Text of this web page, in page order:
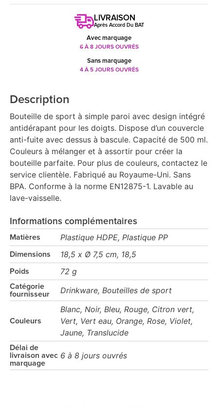
LIVRAISON
Après Accord Du BAT
Avec marquage
6 À 8 JOURS OUVRÉS
Sans marquage
4 À 5 JOURS OUVRÉS
Description
Bouteille de sport à simple paroi avec design intégré
antidérapant pour les doigts. Dispose d’un couvercle
anti-fuite avec dessus à bascule. Capacité de 500 ml.
Couleurs à mélanger et à assortir pour créer la
bouteille parfaite. Pour plus de couleurs, contactez le
service clientèle. Fabriqué au Royaume-Uni. Sans
BPA. Conforme à la norme EN12875-1. Lavable au
lave-vaisselle.
Informations complémentaires
Matières Plastique HDPE, Plastique PP
Dimensions 18,5 x Ø 7,5 cm, 18,5
Poids 72 g
Catégorie
fournisseur
Drinkware, Bouteilles de sport
Couleurs
Blanc, Noir, Bleu, Rouge, Citron vert,
Vert, Vert eau, Orange, Rose, Violet,
Jaune, Translucide
Délai de
livraison avec
marquage
6 à 8 jours ouvrés